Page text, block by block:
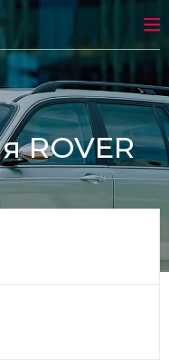
ROVER